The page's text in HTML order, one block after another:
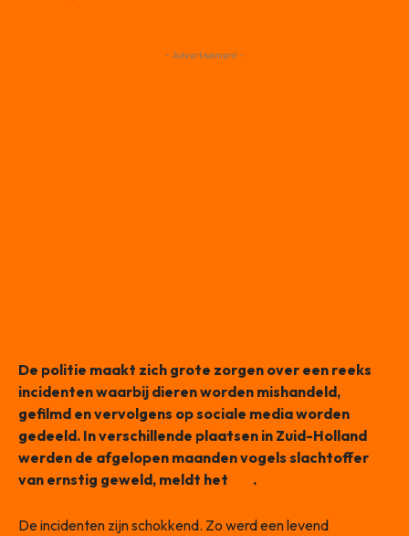
- Advertisement -
De politie maakt zich grote zorgen over een reeks
incidenten waarbij dieren worden mishandeld,
gefilmd en vervolgens op sociale media worden
gedeeld. In verschillende plaatsen in Zuid-Holland
werden de afgelopen maanden vogels slachtoffer
van ernstig geweld, meldt het
.
De incidenten zijn schokkend. Zo werd een levend